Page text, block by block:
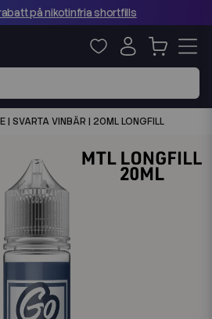
på nikotinfria shortfills
| SVARTA VINBÄR | 20ML LONGFILL